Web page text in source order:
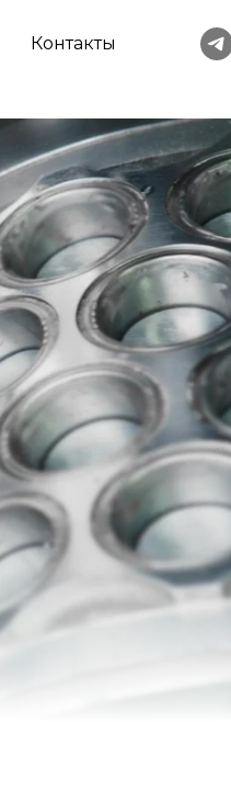
Контакты